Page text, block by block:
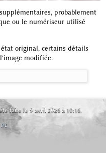
probablement
ou le numériseur utilisé
original, certains détails
modifiée.
faite le 9 avril 2026 à 10:16.